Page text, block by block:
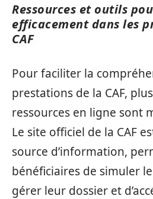
Ressources et outils
efficacement dans les
CAF
Pour faciliter la
prestations de la CAF,
ressources en ligne sont
Le site officiel de la CAF
source d’information,
bénéficiaires de simuler
gérer leur dossier et